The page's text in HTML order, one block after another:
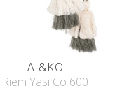
AI&KO
Riem Yasi Co 600